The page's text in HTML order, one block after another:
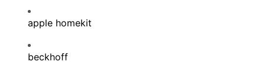
apple homekit
beckhoff